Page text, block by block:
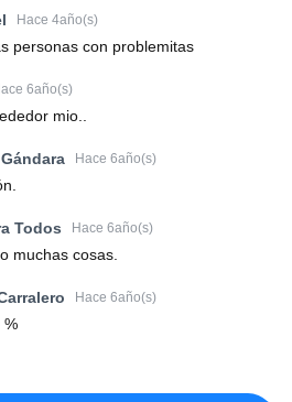
Hace 4año(s)
personas con problemitas
6año(s)
mio..
Hace 6año(s)
Todos Hace 6año(s)
muchas cosas.
Hace 6año(s)
%